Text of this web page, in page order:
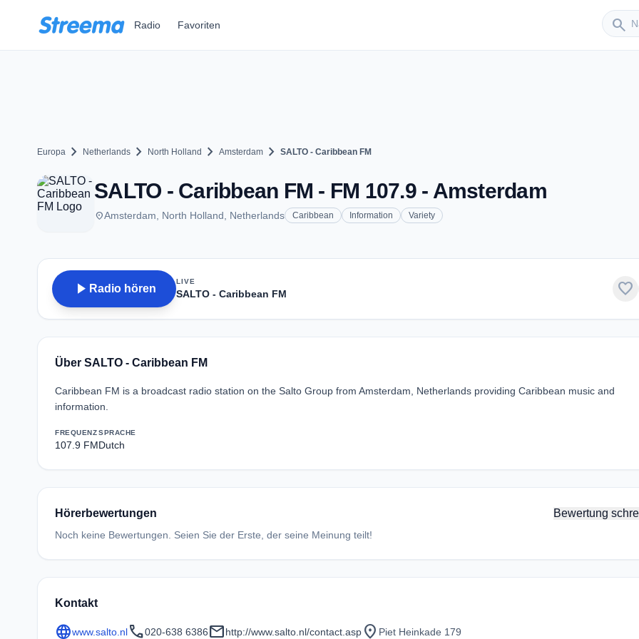
Radio Favoriten search
Europa chevron_right Netherlands chevron_right North Holland chevron_right Amsterdam chevron_right SALTO - Caribbean FM
SALTO - Caribbean FM - FM 107.9 - Amsterdam
placeAmsterdam, North Holland, Netherlands Caribbean Information Variety
play_arrow Radio hören
LIVE
SALTO - Caribbean FM favorite
Über SALTO - Caribbean FM
Caribbean FM is a broadcast radio station on the Salto Group from Amsterdam, Netherlands providing Caribbean music and
information.
FREQUENZ
107.9 FM
SPRACHE
Dutch
Hörerbewertungen Bewertung
Noch keine Bewertungen. Seien Sie der Erste, der seine Meinung teilt!
Kontakt
languagewww.salto.nlcall020-638 6386mailhttp://www.salto.nl/contact.asp location_on Piet Heinkade 179